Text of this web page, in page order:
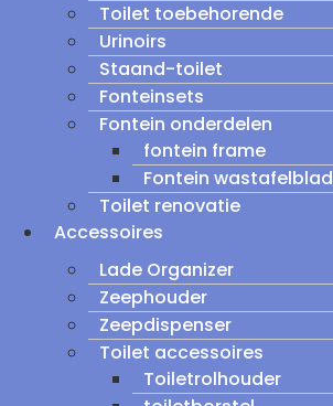
Toilet toebehorende
Urinoirs
Staand-toilet
Fonteinsets
Fontein onderdelen
fontein frame
Fontein wastafelblad
Toilet renovatie
Accessoires
Lade Organizer
Zeephouder
Zeepdispenser
Toilet accessoires
Toiletrolhouder